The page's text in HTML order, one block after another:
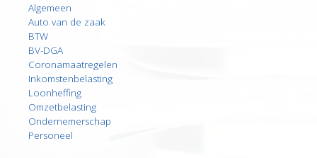
Algemeen
Auto van de zaak
BTW
BV-DGA
Coronamaatregelen
Inkomstenbelasting
Loonheffing
Omzetbelasting
Ondernemerschap
Personeel